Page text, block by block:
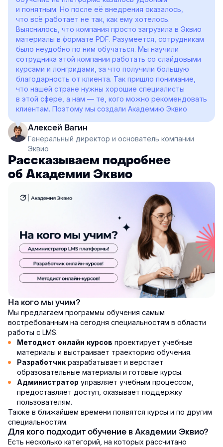
и понятным. Но после её внедрения оказалось,
что всё работает не так, как ему хотелось.
Выяснилось, что компания просто загрузила в Эквио
материалы в формате PDF. Разумеется, сотрудникам
было неудобно по ним обучаться. Мы научили
сотрудника этой компании работать со слайдовыми
курсами и лонгридами, за что получили большую
благодарность от клиента. Так пришло понимание,
что нашей стране нужны хорошие специалисты
в этой сфере, а нам — те, кого можно рекомендовать
клиентам. Поэтому мы создали Академию Эквио
Алексей Вагин
Генеральный директор и основатель компании
Эквио
Рассказываем подробнее
об Академии Эквио
На кого мы учим?
Мы предлагаем программы обучения самым
востребованным на сегодня специальностям в области
работы с LMS.
Методист онлайн курсов проектирует учебные
материалы и выстраивает траекторию обучения.
Разработчик разрабатывает и верстает
образовательные материалы и готовые курсы.
Администратор управляет учебным процессом,
предоставляет доступ, оказывает поддержку
пользователям.
Также в ближайшем времени появятся курсы и по другим
специальностям.
Для кого подходит обучение в Академии Эквио?
Есть несколько категорий, на которых рассчитано